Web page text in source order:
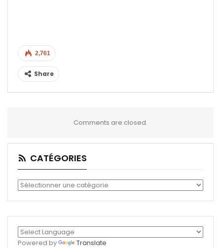
2,761
Share
Comments are closed.
CATÉGORIES
Catégories
Powered by Translate